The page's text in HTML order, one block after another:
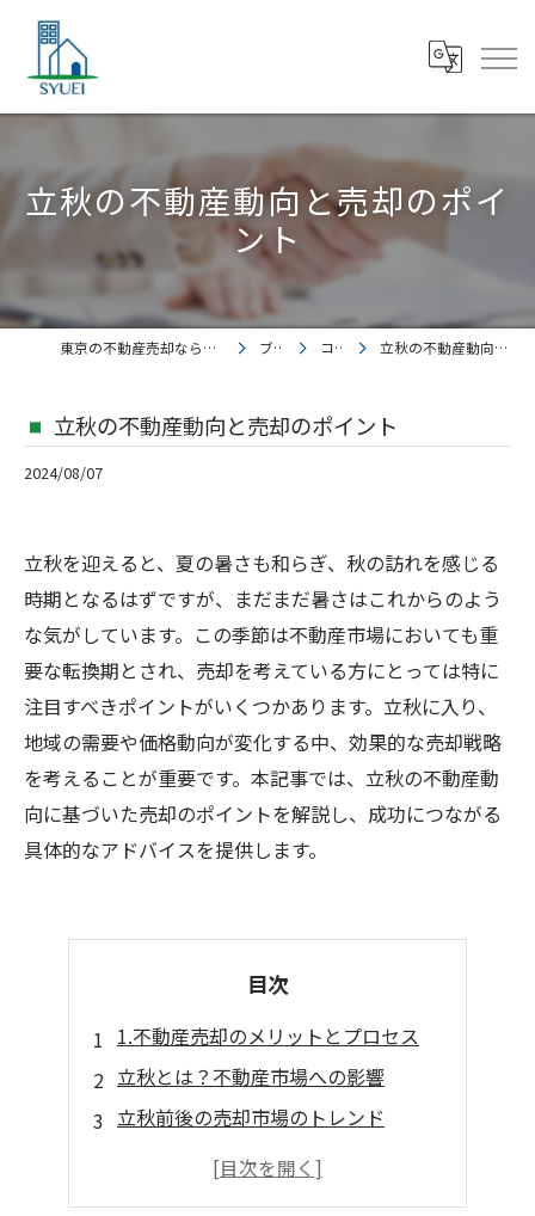
立秋の不動産動向と売却のポイ
ント
東京の不動産売却なら株式会社集英都市開発 ブログ コラム 立秋の不動産動向と売却のポイント
立秋の不動産動向と売却のポイント
2024/08/07
立秋を迎えると、夏の暑さも和らぎ、秋の訪れを感じる
時期となるはずですが、まだまだ暑さはこれからのよう
な気がしています。この季節は不動産市場においても重
要な転換期とされ、売却を考えている方にとっては特に
注目すべきポイントがいくつかあります。立秋に入り、
地域の需要や価格動向が変化する中、効果的な売却戦略
を考えることが重要です。本記事では、立秋の不動産動
向に基づいた売却のポイントを解説し、成功につながる
具体的なアドバイスを提供します。
目次
1.不動産売却のメリットとプロセス
立秋とは？不動産市場への影響
立秋前後の売却市場のトレンド
立秋における物件の魅力を高める方法